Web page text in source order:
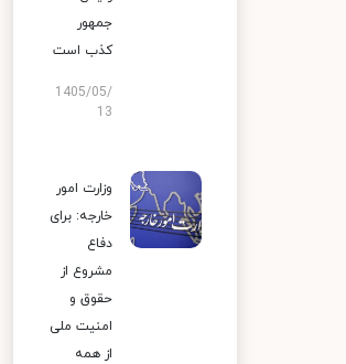
جمهور
کذب است
1405/05/
13
وزارت امور
خارجه: برای
دفاع
مشروع از
حقوق و
امنیت ملی
از همه